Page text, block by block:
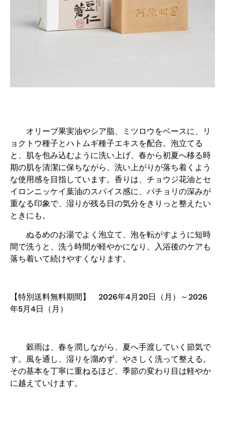
オリーブ果実油やシア脂、ミツロウをベースに、リ
ョクトウ種子とハトムギ種子エキスを配合。泡立てる
と、肌を包み込むように洗い上げ、春から初夏へ移る時
期の肌を清潔に保ちながら、洗い上がりが落ち着くよう
な使用感を目指しています。香りは、チョウジ花油とセ
イロンニッケイ葉油のスパイス感に、パチョリの深みが
重なる印象で、湿りが残る日の気分をきりっと整えたい
ときにも。
ぬるめのお湯でよく泡立て、泡を転がすように短時
間で洗うと、洗う時間が軽やかになり、入浴後のケアも
落ち着いて続けやすくなります。
【特別送料無料期間】 2026年4月20日（月）
～2026
年5月4日（月）
穀雨は、春を潤しながら、夏へ手渡していく節気で
す。風を通し、湿りを溜めず、やさしく洗って整える。
その基本を丁寧に重ねるほど、季節の変わり目は軽やか
に越えていけます。